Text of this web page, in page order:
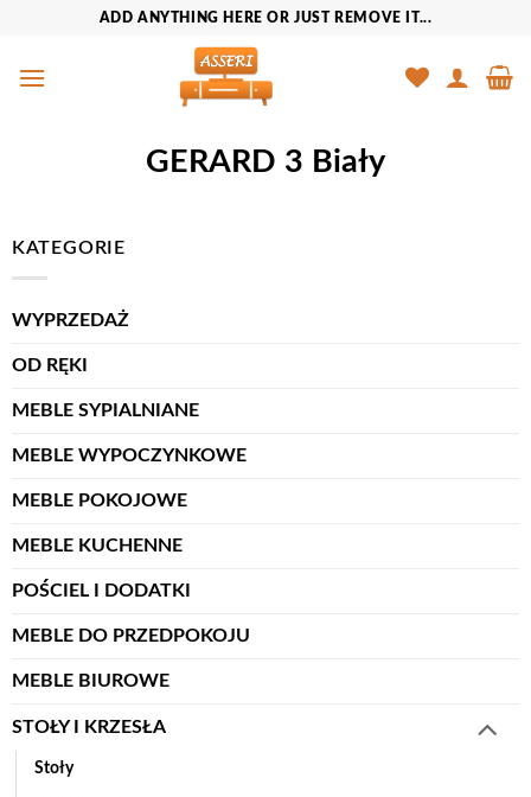
zawartości
ADD ANYTHING HERE OR JUST REMOVE IT...
GERARD 3 Biały
KATEGORIE
WYPRZEDAŻ
OD RĘKI
MEBLE SYPIALNIANE
MEBLE WYPOCZYNKOWE
MEBLE POKOJOWE
MEBLE KUCHENNE
POŚCIEL I DODATKI
MEBLE DO PRZEDPOKOJU
MEBLE BIUROWE
STOŁY I KRZESŁA
Stoły